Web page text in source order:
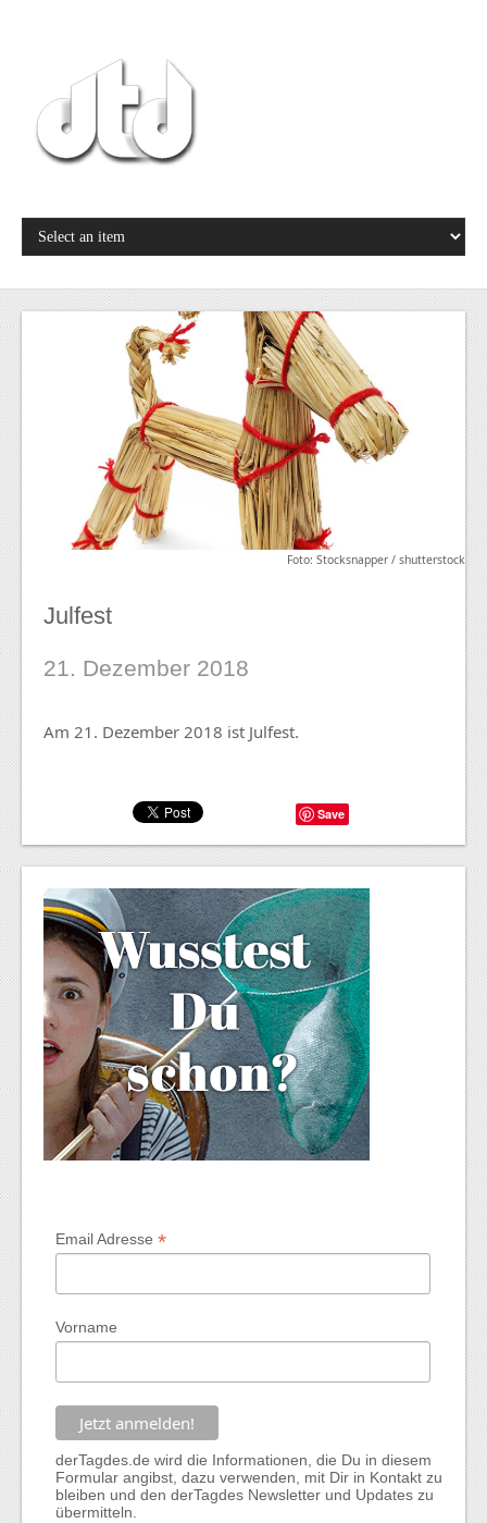
Foto: Stocksnapper / shutterstock
Julfest
21. Dezember 2018
Am 21. Dezember 2018 ist Julfest.
Save
Email Adresse*
Vorname
derTagdes.de wird die Informationen, die Du in diesem
Formular angibst, dazu verwenden, mit Dir in Kontakt zu
bleiben und den derTagdes Newsletter und Updates zu
übermitteln.